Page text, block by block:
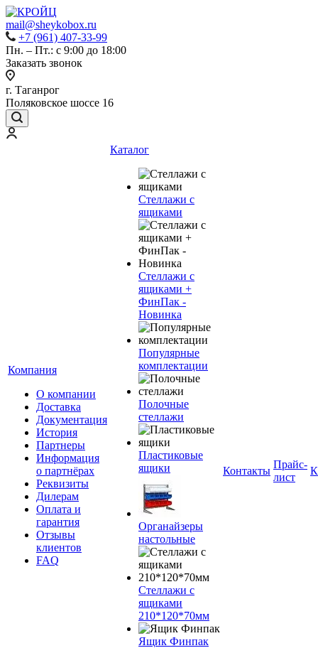
mail@sheykobox.ru
+7 (961) 407-33-99
Пн. – Пт.: с 9:00 до 18:00
Заказать звонок
г. Таганрог
Поляковское шоссе 16
Компания
О компании
Доставка
Документация
История
Партнеры
Информация
о партнёрах
Реквизиты
Дилерам
Оплата и
гарантия
Отзывы
клиентов
FAQ
Каталог
Стеллажи с
ящиками
Стеллажи с
ящиками +
ФинПак -
Новинка
Популярные
комплектации
Полочные
стеллажи
Пластиковые
ящики
Органайзеры
настольные
Стеллажи с
ящиками
210*120*70мм
Ящик Финпак
Контакты
Прайс-
лист